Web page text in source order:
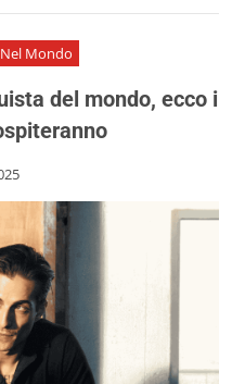
Nel Mondo
del mondo, ecco i